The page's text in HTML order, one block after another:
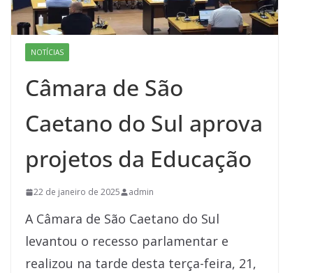
NOTÍCIAS
Câmara de São
Caetano do Sul aprova
projetos da Educação
22 de janeiro de 2025 admin
A Câmara de São Caetano do Sul
levantou o recesso parlamentar e
realizou na tarde desta terça-feira, 21,